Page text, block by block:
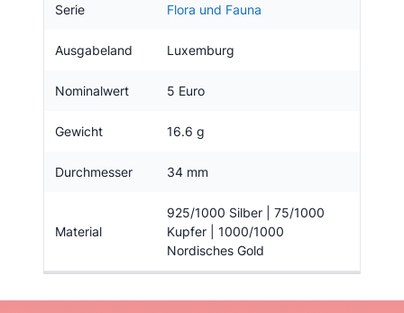
Serie Flora und Fauna
Ausgabeland Luxemburg
Nominalwert 5 Euro
Gewicht 16.6 g
Durchmesser 34 mm
Material
925/1000 Silber | 75/1000
Kupfer | 1000/1000
Nordisches Gold